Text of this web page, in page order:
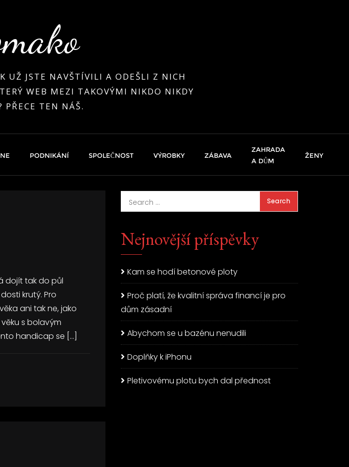
UŽ JSTE NAVŠTÍVILI A ODEŠLI Z NICH
WEB MEZI TAKOVÝMI NIKDO NIKDY
PŘECE TEN NÁŠ.
PODNIKÁNÍ SPOLEČNOST VÝROBKY ZÁBAVA
ZAHRADA
A DŮM
ŽENY
dojít tak do půl
krutý. Pro
ani tak ne, jako
s bolavým
handicap se […]
Nejnovější příspěvky
Kam se hodí betonové ploty
Proč platí, že kvalitní správa financí je pro
dům zásadní
Abychom se u bazénu nenudili
Doplňky k iPhonu
Pletivovému plotu bych dal přednost